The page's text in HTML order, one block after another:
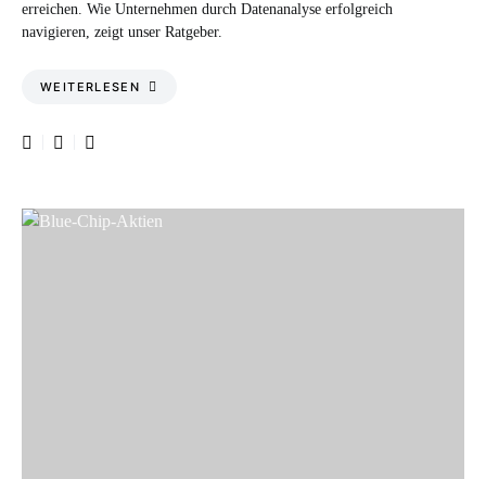
erreichen. Wie Unternehmen durch Datenanalyse erfolgreich
navigieren, zeigt unser Ratgeber.
WEITERLESEN